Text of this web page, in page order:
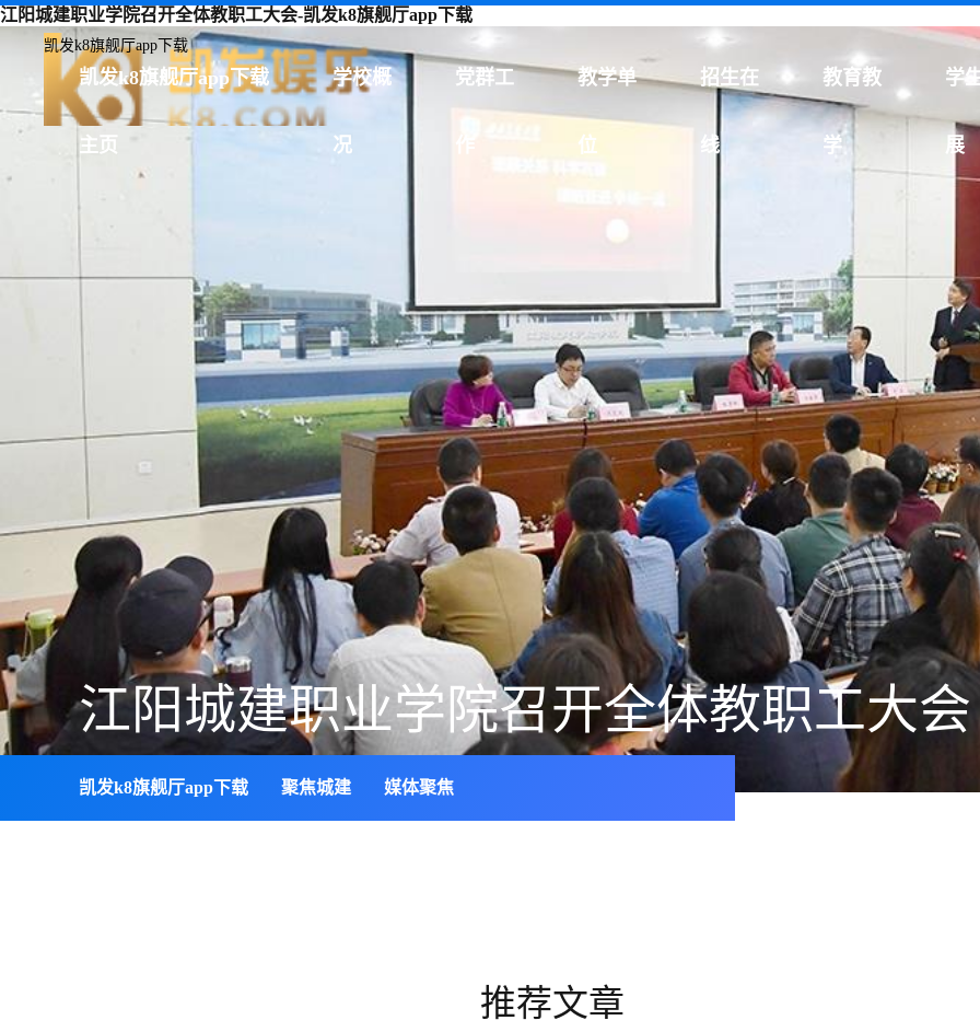
江阳城建职业学院召开全体教职工大会-凯发k8旗舰厅app下载
凯发k8旗舰厅app下载
凯发k8旗舰厅app下载
主页
学校概
况
党群工
作
教学单
位
招生在
线
教育教
学
学
展
江阳城建职业学院召开全体教职工大会
凯发k8旗舰厅app下载 聚焦城建 媒体聚焦
推荐文章